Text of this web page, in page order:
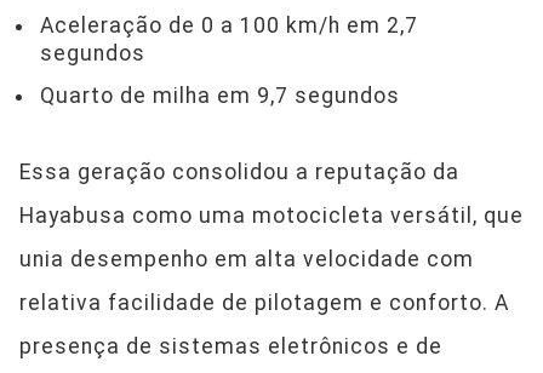
Aceleração de 0 a 100 km/h em 2,7
segundos
Quarto de milha em 9,7 segundos
Essa geração consolidou a reputação da
Hayabusa como uma motocicleta versátil, que
unia desempenho em alta velocidade com
relativa facilidade de pilotagem e conforto. A
presença de sistemas eletrônicos e de